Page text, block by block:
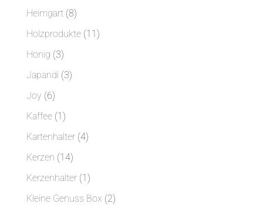
Heimgart 88
Produkte
Holzprodukte 1111
Honig 33
Produkte
Japandi 33
Joy 66
Produkte
Kaffee 11
Produkt
Kartenhalter 44
Kerzen 1414
Produkte
Kerzenhalter 11
Produkt
Kleine Genuss Box 22